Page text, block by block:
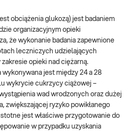
obciążenia glukozą) jest badaniem
organizacyjnym opieki
że wykonanie badania zapewnione
leczniczych udzielających
opieki nad ciężarną.
jest między 24 a 28
wykrycie cukrzycy ciążowej –
wad wrodzonych oraz dużej
zwiększającej ryzyko powikłanego
jest właściwe przygotowanie do
w przypadku uzyskania